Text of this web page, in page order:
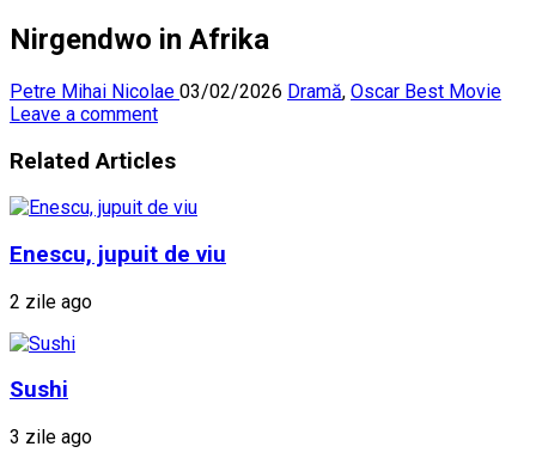
Nirgendwo in Afrika
Petre Mihai Nicolae 03/02/2026 Dramă, Oscar Best Movie
Leave a comment
Related Articles
Enescu, jupuit de viu
2 zile ago
Sushi
3 zile ago